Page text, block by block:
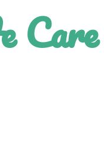
Care